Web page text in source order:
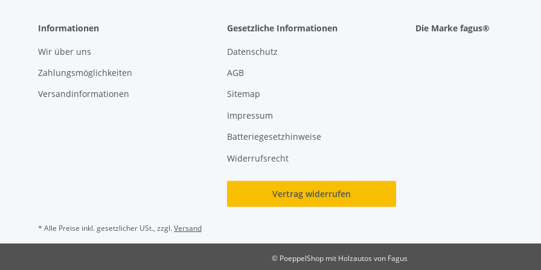
Informationen
Wir über uns
Zahlungsmöglichkeiten
Versandinformationen
Gesetzliche Informationen
Datenschutz
AGB
Sitemap
Impressum
Batteriegesetzhinweise
Widerrufsrecht
Vertrag widerrufen
Die Marke fagus®
* Alle Preise inkl. gesetzlicher USt., zzgl.Versand
© PoeppelShop mit Holzautos von Fagus